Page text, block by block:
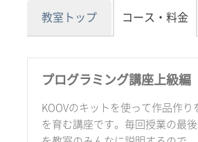
教室トップ コース・料金
プログラミング講座上級編
KOOVのキットを使って作品作り
を育む講座です。毎回授業の最